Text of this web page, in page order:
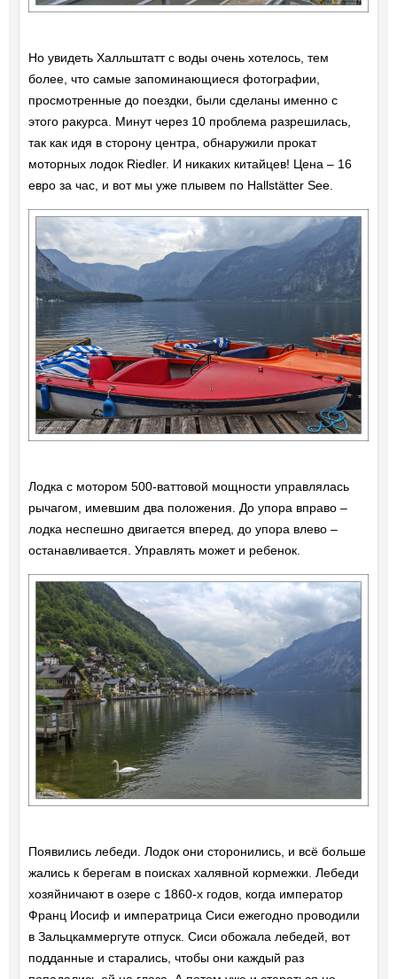
Но увидеть Халльштатт с воды очень хотелось, тем
более, что самые запоминающиеся фотографии,
просмотренные до поездки, были сделаны именно с
этого ракурса. Минут через 10 проблема разрешилась,
так как идя в сторону центра, обнаружили прокат
моторных лодок Riedler. И никаких китайцев! Цена – 16
евро за час, и вот мы уже плывем по Hallstätter See.
Лодка с мотором 500-ваттовой мощности управлялась
рычагом, имевшим два положения. До упора вправо –
лодка неспешно двигается вперед, до упора влево –
останавливается. Управлять может и ребенок.
Появились лебеди. Лодок они сторонились, и всё больше
жались к берегам в поисках халявной кормежки. Лебеди
хозяйничают в озере с 1860-х годов, когда император
Франц Иосиф и императрица Сиси ежегодно проводили
в Зальцкаммергуте отпуск. Сиси обожала лебедей, вот
подданные и старались, чтобы они каждый раз